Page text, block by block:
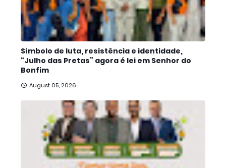
Símbolo de luta, resistência e identidade,
“Julho das Pretas” agora é lei em Senhor do
Bonfim
August 05, 2026